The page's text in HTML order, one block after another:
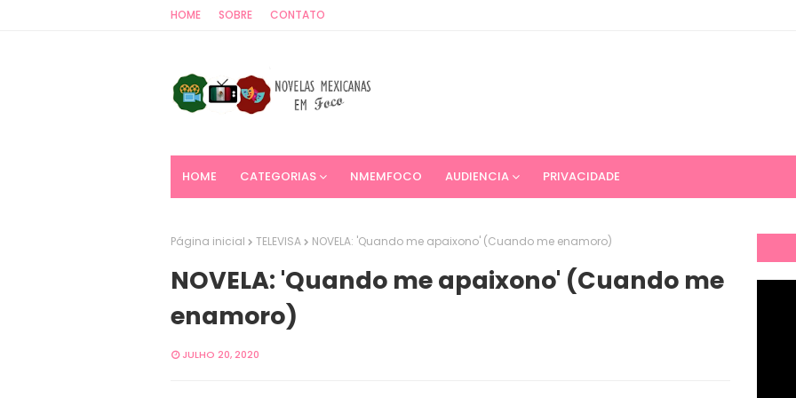
HOME SOBRE CONTATO
HOME CATEGORIAS NMEMFOCO AUDIENCIA PRIVACIDADE
Página inicial TELEVISA NOVELA: 'Quando me apaixono' (Cuando me enamoro)
NOVELA: 'Quando me apaixono' (Cuando me
enamoro)
JULHO 20, 2020